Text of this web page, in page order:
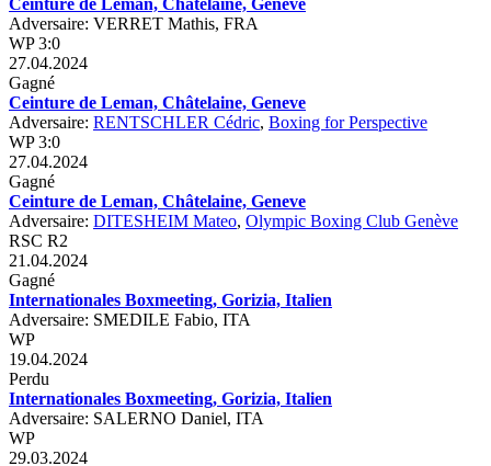
Ceinture de Leman, Châtelaine, Geneve
Adversaire: VERRET Mathis, FRA
WP 3:0
27.04.2024
Gagné
Ceinture de Leman, Châtelaine, Geneve
Adversaire: RENTSCHLER Cédric, Boxing for Perspective
WP 3:0
27.04.2024
Gagné
Ceinture de Leman, Châtelaine, Geneve
Adversaire: DITESHEIM Mateo, Olympic Boxing Club Genève
RSC R2
21.04.2024
Gagné
Internationales Boxmeeting, Gorizia, Italien
Adversaire: SMEDILE Fabio, ITA
WP
19.04.2024
Perdu
Internationales Boxmeeting, Gorizia, Italien
Adversaire: SALERNO Daniel, ITA
WP
29.03.2024